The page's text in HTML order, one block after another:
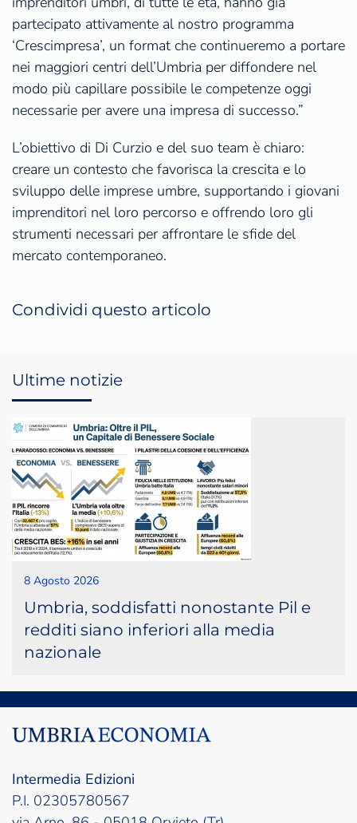
partecipato attivamente al nostro programma
‘Crescimpresa’, un format che continueremo a portare
nei maggiori centri dell’Umbria per diffondere nel
modo più capillare possibile le competenze oggi
necessarie per avere una impresa di successo.”
L’obiettivo di Di Curzio e del suo team è chiaro:
creare un contesto che favorisca la crescita e lo
sviluppo delle imprese umbre, supportando i giovani
imprenditori nel loro percorso e offrendo loro gli
strumenti necessari per affrontare le sfide del
mercato contemporaneo.
Condividi questo articolo
Ultime notizie
8 Agosto 2026
Umbria, soddisfatti nonostante Pil e
redditi siano inferiori alla media
nazionale
Intermedia Edizioni
P.I. 02305780567